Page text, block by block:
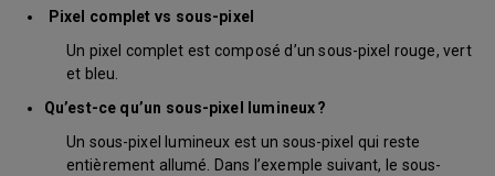
Pixel complet vs sous-pixel
Un pixel complet est composé d’un sous-pixel rouge, vert
et bleu.
Qu’est-ce qu’un sous-pixel lumineux ?
Un sous-pixel lumineux est un sous-pixel qui reste
entièrement allumé. Dans l’exemple suivant, le sous-